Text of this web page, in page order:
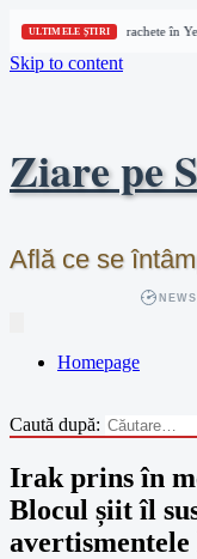
ULTIMELE ȘTIRI
Atacuri Houthi cu rachete în
Skip to content
Ziare pe
Află ce se
Homepage
Caută după:
Irak prins în
Blocul șiit îl